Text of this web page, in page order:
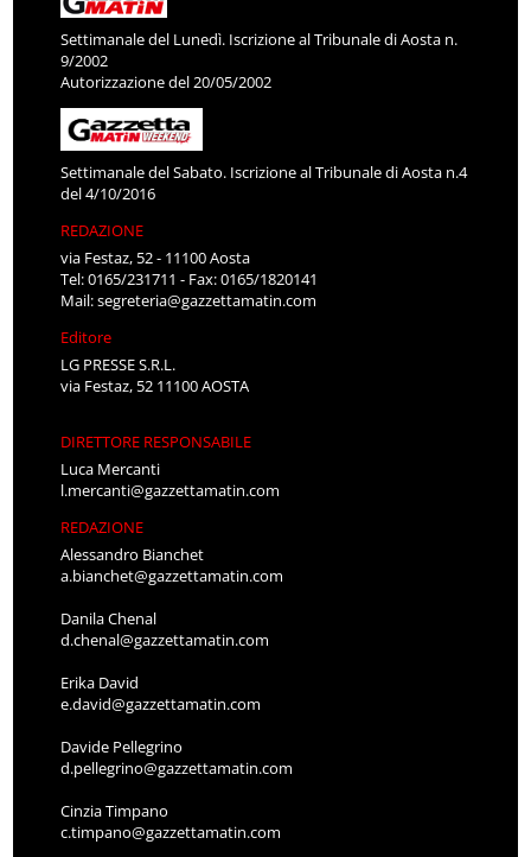
Settimanale del Lunedì. Iscrizione al Tribunale di Aosta n.
9/2002
Autorizzazione del 20/05/2002
Settimanale del Sabato. Iscrizione al Tribunale di Aosta n.4
del 4/10/2016
REDAZIONE
via Festaz, 52 - 11100 Aosta
Tel: 0165/231711 - Fax: 0165/1820141
Mail:segreteria@gazzettamatin.com
Editore
LG PRESSE S.R.L.
via Festaz, 52 11100 AOSTA
DIRETTORE RESPONSABILE
Luca Mercanti
l.mercanti@gazzettamatin.com
REDAZIONE
Alessandro Bianchet
a.bianchet@gazzettamatin.com
Danila Chenal
d.chenal@gazzettamatin.com
Erika David
e.david@gazzettamatin.com
Davide Pellegrino
d.pellegrino@gazzettamatin.com
Cinzia Timpano
c.timpano@gazzettamatin.com